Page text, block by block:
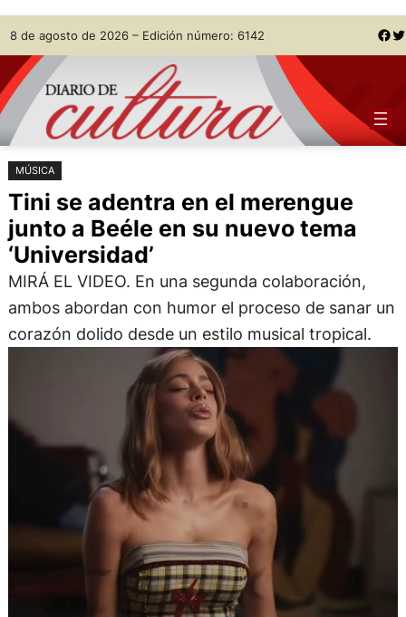
Saltar
al
contenido
Skip
to
content
8 de agosto de 2026 – Edición número: 6142 Facebook Twitter
MÚSICA
Tini se adentra en el merengue
junto a Beéle en su nuevo tema
‘Universidad’
MIRÁ EL VIDEO. En una segunda colaboración,
ambos abordan con humor el proceso de sanar un
corazón dolido desde un estilo musical tropical.